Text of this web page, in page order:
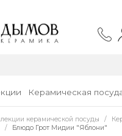
Керамическая
керамической посуды
Блюдо Грот Мидии "Яблони"